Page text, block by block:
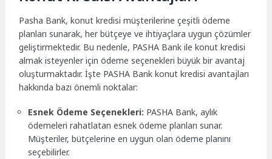
Pasha Bank, konut kredisi müşterilerine çeşitli ödeme
planları sunarak, her bütçeye ve ihtiyaçlara uygun çözümler
geliştirmektedir. Bu nedenle, PASHA Bank ile konut kredisi
almak isteyenler için ödeme seçenekleri büyük bir avantaj
oluşturmaktadır. İşte PASHA Bank konut kredisi avantajları
hakkında bazı önemli noktalar:
Esnek Ödeme Seçenekleri: PASHA Bank, aylık
ödemeleri rahatlatan esnek ödeme planları sunar.
Müşteriler, bütçelerine en uygun olan ödeme planını
seçebilirler.